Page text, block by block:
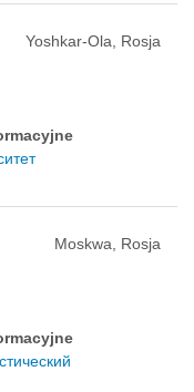
Yoshkar-Ola, Rosja
Moskwa, Rosja